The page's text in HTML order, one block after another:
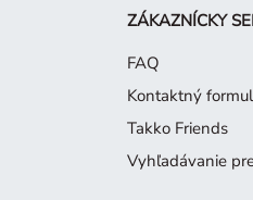
ZÁKAZNÍCKY
FAQ
Kontaktný
Takko Friends
Vyhľadávanie